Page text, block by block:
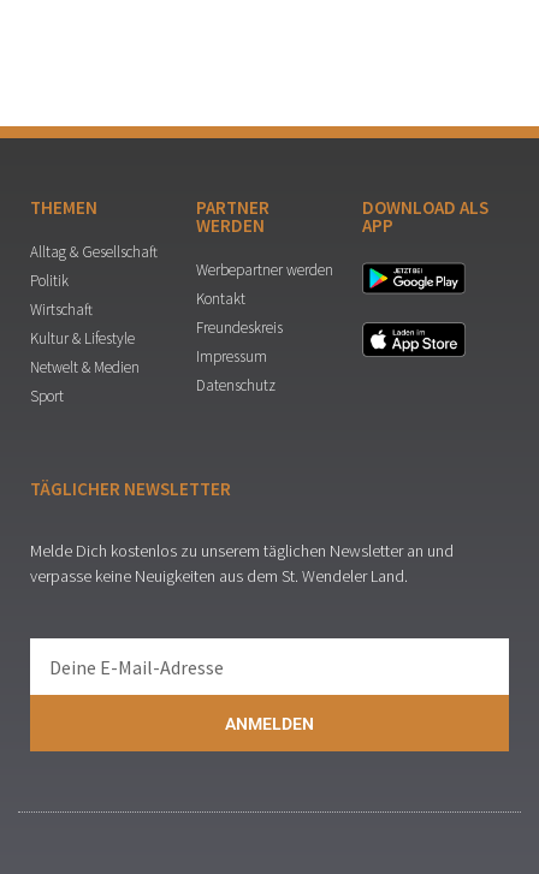
THEMEN
Alltag & Gesellschaft
Politik
Wirtschaft
Kultur & Lifestyle
Netwelt & Medien
Sport
PARTNER
WERDEN
Werbepartner werden
Kontakt
Freundeskreis
Impressum
Datenschutz
DOWNLOAD ALS
APP
TÄGLICHER NEWSLETTER
Melde Dich kostenlos zu unserem täglichen Newsletter an und
verpasse keine Neuigkeiten aus dem St. Wendeler Land.
ANMELDEN